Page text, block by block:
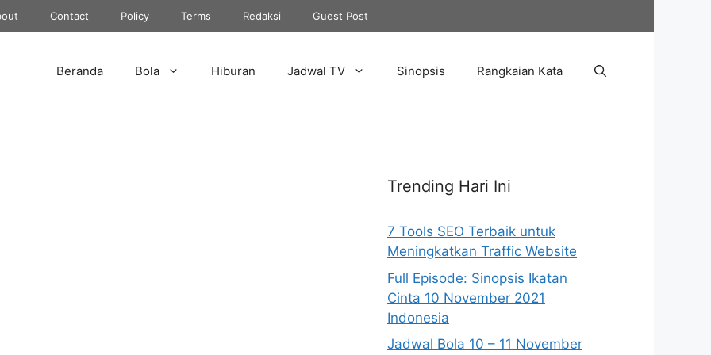
Contact Policy Terms Redaksi Guest Post
Beranda Bola Hiburan Jadwal TV Sinopsis Rangkaian Kata
Trending Hari Ini
7 Tools SEO Terbaik untuk
Meningkatkan Traffic Website
Full Episode: Sinopsis Ikatan
Cinta 10 November 2021
Indonesia
Jadwal Bola 10 – 11 November